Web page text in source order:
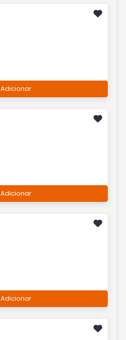
Adicionar
Adicionar
Adicionar